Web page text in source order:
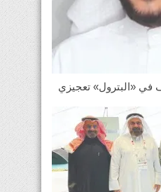
في «البترول» تعجيزي